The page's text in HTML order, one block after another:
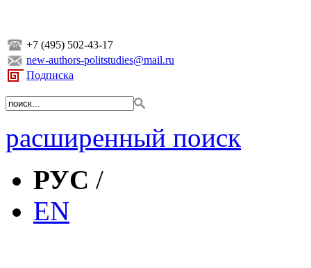
+7 (495) 502-43-17
new-authors-politstudies@mail.ru
Подписка
расширенный поиск
РУС /
EN